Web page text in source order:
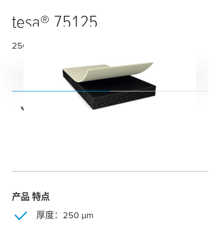
tesa® 75125
250
产品 特点
厚度：250 µm